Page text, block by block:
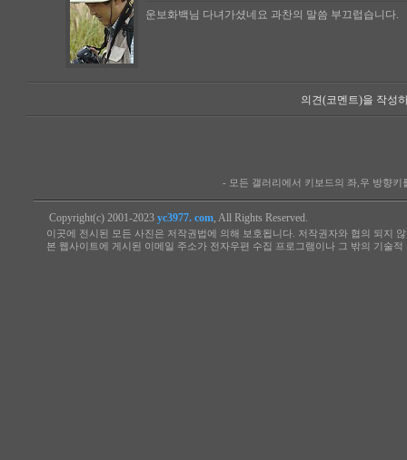
운보화백님 다녀가셨네요 과찬의 말씀 부끄럽습니다.
의견(코멘트)을 작성
- 모든 갤러리에서 키보드의 좌,우 방향
Copyright(c) 2001-2023 yc3977. com, All Rights Reserved.
이곳에 전시된 모든 사진은 저작권법에 의해 보호됩니다. 저작권자와 협의 되지
본 웹사이트에 게시된 이메일 주소가 전자우편 수집 프로그램이나 그 밖의 기술